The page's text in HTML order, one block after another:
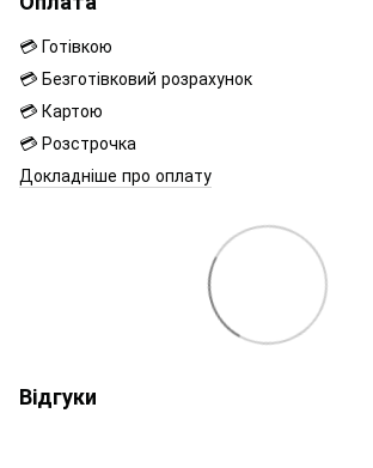
💳 Готівкою
💳 Безготівковий розрахунок
💳 Картою
💳 Розстрочка
Докладніше про оплату
Відгуки